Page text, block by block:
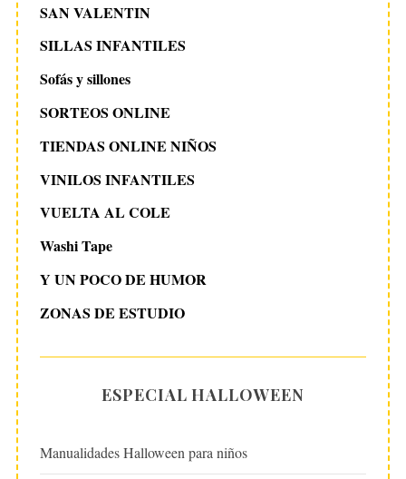
SAN VALENTIN
SILLAS INFANTILES
Sofás y sillones
SORTEOS ONLINE
TIENDAS ONLINE NIÑOS
VINILOS INFANTILES
VUELTA AL COLE
Washi Tape
Y UN POCO DE HUMOR
ZONAS DE ESTUDIO
ESPECIAL HALLOWEEN
Manualidades Halloween para niños